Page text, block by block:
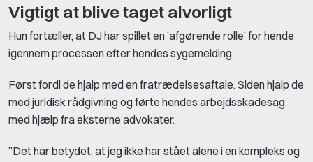
Vigtigt at blive taget alvorligt
Hun fortæller, at DJ har spillet en ’afgørende rolle’ for hende
igennem processen efter hendes sygemelding.
Først fordi de hjalp med en fratrædelsesaftale. Siden hjalp de
med juridisk rådgivning og førte hendes arbejdsskadesag
med hjælp fra eksterne advokater.
”Det har betydet, at jeg ikke har stået alene i en kompleks og